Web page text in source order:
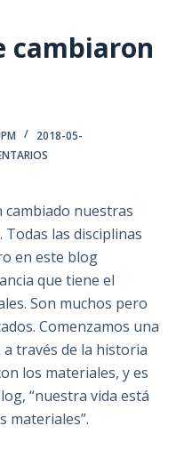
cambiaron
2018-05-
cambiado nuestras
las disciplinas
en este blog
que tiene el
Son muchos pero
Comenzamos una
través de la historia
los materiales, y es
“nuestra vida está
materiales”.